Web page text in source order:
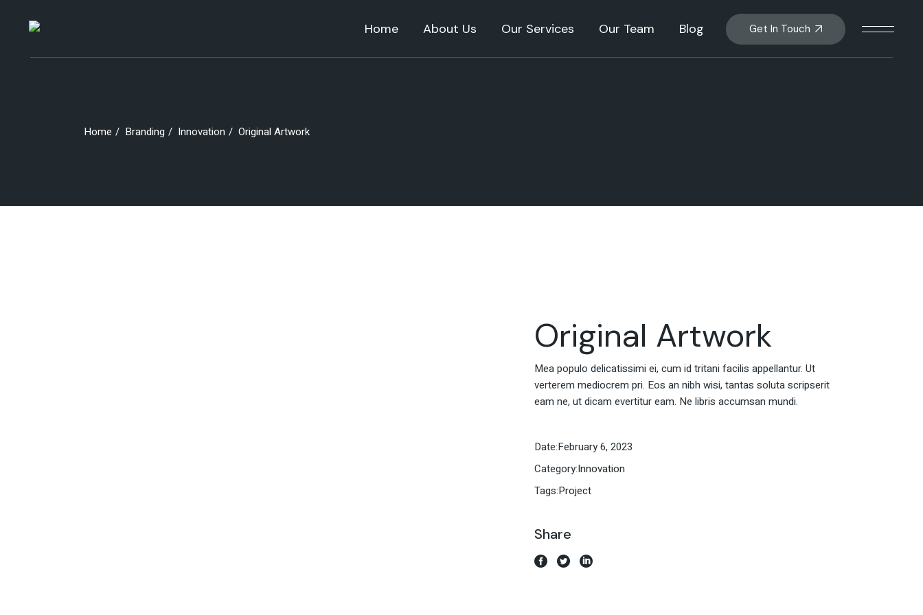
content Home About Us Our Services Our Team Blog Get In Touch
Home Branding Innovation Original Artwork
Original Artwork
Mea populo delicatissimi ei, cum id tritani facilis appellantur. Ut
verterem mediocrem pri. Eos an nibh wisi, tantas soluta scripserit
eam ne, ut dicam evertitur eam. Ne libris accumsan mundi.
Date:February 6, 2023
Category:Innovation
Tags:Project
Share